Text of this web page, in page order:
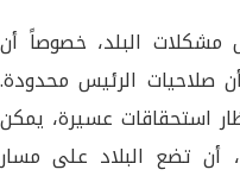
البلد، خصوصاً أن
صلاحيات الرئيس محدودة.
استحقاقات عسيرة، يمكن
تضع البلاد على مسار